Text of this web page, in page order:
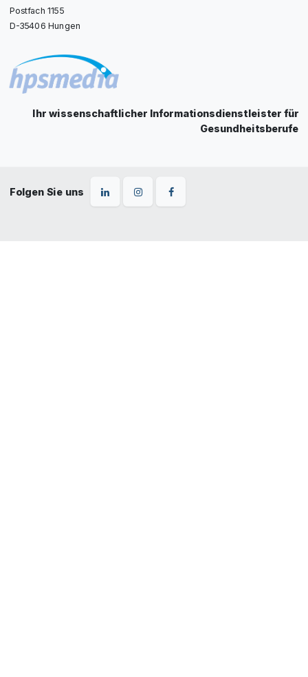
Postfach 1155
D-35406 Hungen
Ihr wissenschaftlicher Informationsdienstleister für
Gesundheitsberufe
Folgen Sie uns